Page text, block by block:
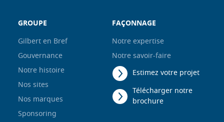
GROUPE
Gilbert en Bref
Gouvernance
Notre histoire
Nos sites
Nos marques
Sponsoring
FAÇONNAGE
Notre expertise
Notre savoir-faire
Estimez votre projet
Télécharger notre
brochure